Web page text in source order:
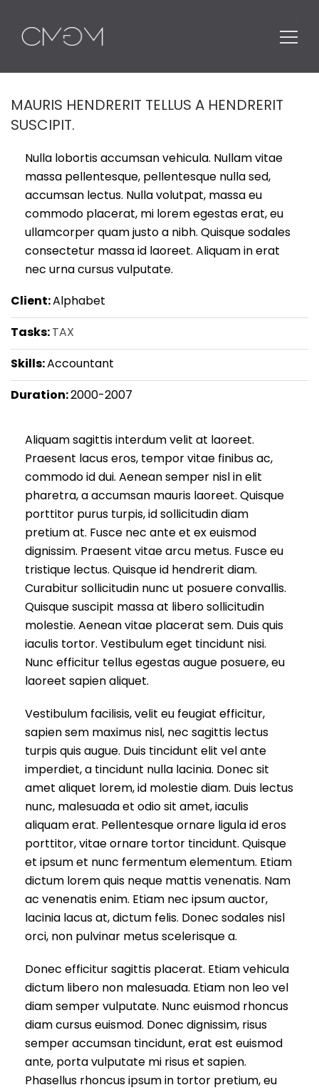
Buscar:
MAURIS HENDRERIT TELLUS A HENDRERIT
SUSCIPIT.
Nulla lobortis accumsan vehicula. Nullam vitae
massa pellentesque, pellentesque nulla sed,
accumsan lectus. Nulla volutpat, massa eu
commodo placerat, mi lorem egestas erat, eu
ullamcorper quam justo a nibh. Quisque sodales
consectetur massa id laoreet. Aliquam in erat
nec urna cursus vulputate.
Client:Alphabet
Tasks:TAX
Skills:Accountant
Duration:2000-2007
Aliquam sagittis interdum velit at laoreet.
Praesent lacus eros, tempor vitae finibus ac,
commodo id dui. Aenean semper nisl in elit
pharetra, a accumsan mauris laoreet. Quisque
porttitor purus turpis, id sollicitudin diam
pretium at. Fusce nec ante et ex euismod
dignissim. Praesent vitae arcu metus. Fusce eu
tristique lectus. Quisque id hendrerit diam.
Curabitur sollicitudin nunc ut posuere convallis.
Quisque suscipit massa at libero sollicitudin
molestie. Aenean vitae placerat sem. Duis quis
iaculis tortor. Vestibulum eget tincidunt nisi.
Nunc efficitur tellus egestas augue posuere, eu
laoreet sapien aliquet.
Vestibulum facilisis, velit eu feugiat efficitur,
sapien sem maximus nisl, nec sagittis lectus
turpis quis augue. Duis tincidunt elit vel ante
imperdiet, a tincidunt nulla lacinia. Donec sit
amet aliquet lorem, id molestie diam. Duis lectus
nunc, malesuada et odio sit amet, iaculis
aliquam erat. Pellentesque ornare ligula id eros
porttitor, vitae ornare tortor tincidunt. Quisque
et ipsum et nunc fermentum elementum. Etiam
dictum lorem quis neque mattis venenatis. Nam
ac venenatis enim. Etiam nec ipsum auctor,
lacinia lacus at, dictum felis. Donec sodales nisl
orci, non pulvinar metus scelerisque a.
Donec efficitur sagittis placerat. Etiam vehicula
dictum libero non malesuada. Etiam non leo vel
diam semper vulputate. Nunc euismod rhoncus
diam cursus euismod. Donec dignissim, risus
semper accumsan tincidunt, erat est euismod
ante, porta vulputate mi risus et sapien.
Phasellus rhoncus ipsum in tortor pretium, eu